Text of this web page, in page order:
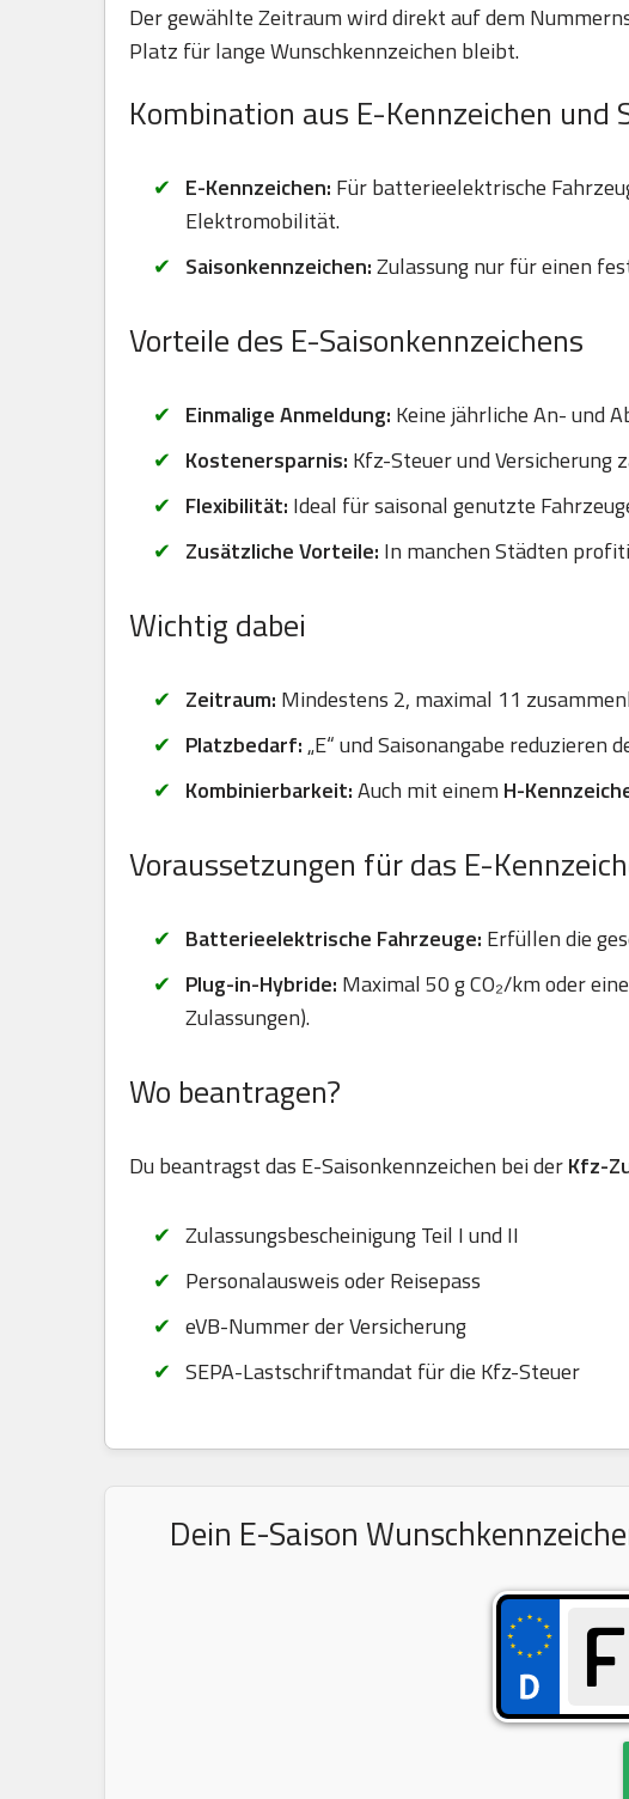
Der gewählte Zeitraum wird direkt auf dem
Platz für lange Wunschkennzeichen bleibt.
Kombination aus E-Kennzeichen und
E-Kennzeichen: Für batterieelektrische
Elektromobilität.
Saisonkennzeichen:Zulassung nur für einen
Vorteile des E-Saisonkennzeichens
Einmalige Anmeldung: Keine jährliche An- und
Kostenersparnis: Kfz-Steuer und
Flexibilität: Ideal für saisonal genutzte
Zusätzliche Vorteile: In manchen Städten
Wichtig dabei
Zeitraum: Mindestens 2, maximal 11
Platzbedarf:„E“ und Saisonangabe
Kombinierbarkeit:Auch mit einem H-
Voraussetzungen für das E-
Batterieelektrische Fahrzeuge: Erfüllen die
Plug-in-Hybride: Maximal 50 g CO₂/km oder
Zulassungen).
Wo beantragen?
Du beantragst das E-Saisonkennzeichen bei derKfz-
Zulassungsbescheinigung Teil I und II
Personalausweis oder Reisepass
eVB-Nummer der Versicherung
SEPA-Lastschriftmandat für die Kfz-Steuer
Dein E-Saison